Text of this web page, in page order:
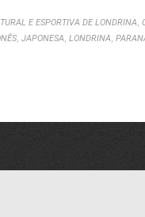
E ESPORTIVA DE LONDRINA,
, JAPONESA, LONDRINA,